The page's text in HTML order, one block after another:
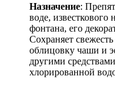
Назначение:
воде, известкового
фонтана, его
Сохраняет
облицовку чаши и
другими
хлорированной